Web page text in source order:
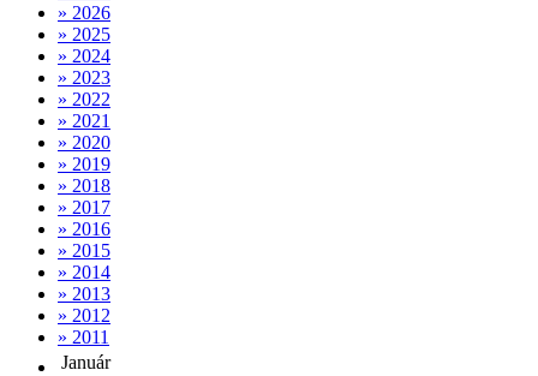
» 2026
» 2025
» 2024
» 2023
» 2022
» 2021
» 2020
» 2019
» 2018
» 2017
» 2016
» 2015
» 2014
» 2013
» 2012
» 2011
Január